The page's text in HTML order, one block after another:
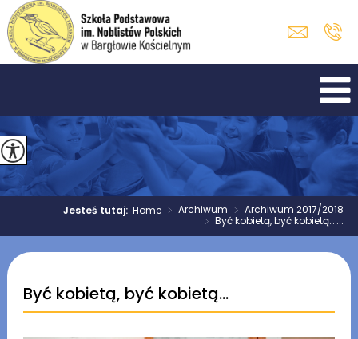
Jesteś tutaj:Home > Archiwum > Archiwum 2017/2018
> Być kobietą, być kobietą… ...
Być kobietą, być kobietą…